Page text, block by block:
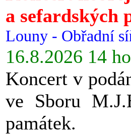
a sefardských
Louny - Obřadní
16.8.2026 14
Koncert v
ve Sboru
památek.